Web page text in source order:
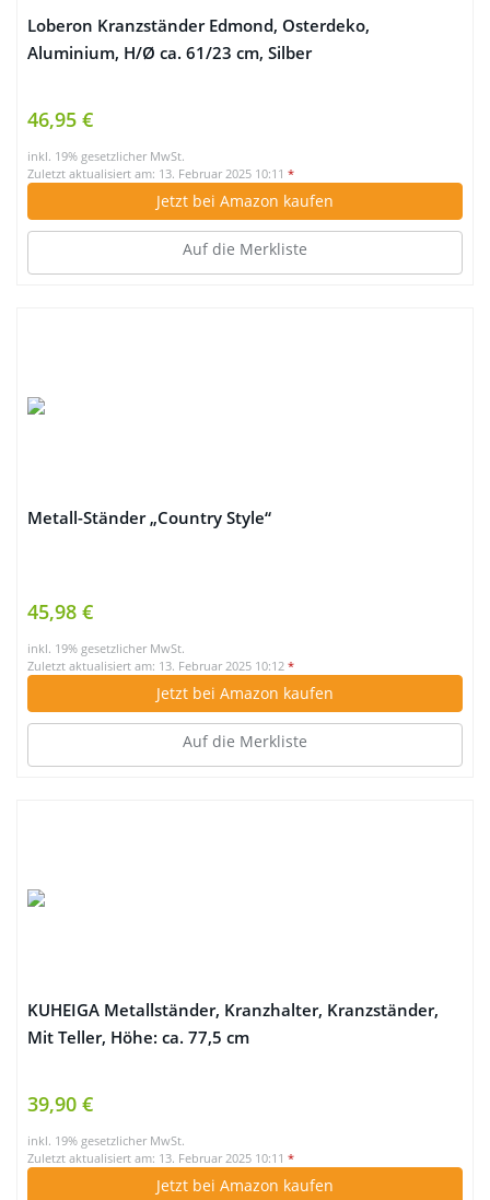
Loberon Kranzständer Edmond, Osterdeko,
Aluminium, H/Ø ca. 61/23 cm, Silber
46,95 €
inkl. 19% gesetzlicher MwSt.
Zuletzt aktualisiert am: 13. Februar 2025 10:11 *
Jetzt bei Amazon kaufen
Auf die Merkliste
Metall-Ständer „Country Style“
45,98 €
inkl. 19% gesetzlicher MwSt.
Zuletzt aktualisiert am: 13. Februar 2025 10:12 *
Jetzt bei Amazon kaufen
Auf die Merkliste
KUHEIGA Metallständer, Kranzhalter, Kranzständer,
Mit Teller, Höhe: ca. 77,5 cm
39,90 €
inkl. 19% gesetzlicher MwSt.
Zuletzt aktualisiert am: 13. Februar 2025 10:11 *
Jetzt bei Amazon kaufen